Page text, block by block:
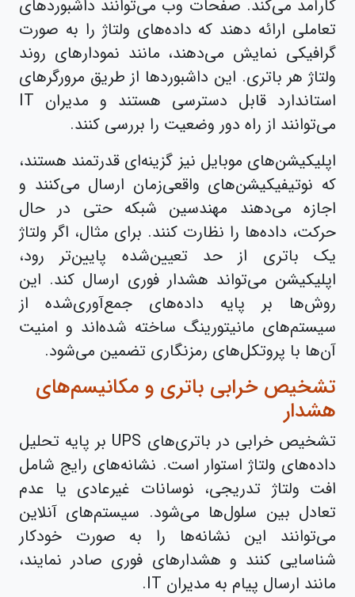
کارآمد می‌کند. صفحات وب می‌توانند داشبوردهای
تعاملی ارائه دهند که داده‌های ولتاژ را به صورت
گرافیکی نمایش می‌دهند، مانند نمودارهای روند
ولتاژ هر باتری. این داشبوردها از طریق مرورگرهای
استاندارد قابل دسترسی هستند و مدیران IT
می‌توانند از راه دور وضعیت را بررسی کنند.
اپلیکیشن‌های موبایل نیز گزینه‌ای قدرتمند هستند،
که نوتیفیکیشن‌های واقعی‌زمان ارسال می‌کنند و
اجازه می‌دهند مهندسین شبکه حتی در حال
حرکت، داده‌ها را نظارت کنند. برای مثال، اگر ولتاژ
یک باتری از حد تعیین‌شده پایین‌تر رود،
اپلیکیشن می‌تواند هشدار فوری ارسال کند. این
روش‌ها بر پایه داده‌های جمع‌آوری‌شده از
سیستم‌های مانیتورینگ ساخته شده‌اند و امنیت
آن‌ها با پروتکل‌های رمزنگاری تضمین می‌شود.
تشخیص خرابی باتری و مکانیسم‌های
هشدار
تشخیص خرابی در باتری‌های UPS بر پایه تحلیل
داده‌های ولتاژ استوار است. نشانه‌های رایج شامل
افت ولتاژ تدریجی، نوسانات غیرعادی یا عدم
تعادل بین سلول‌ها می‌شود. سیستم‌های آنلاین
می‌توانند این نشانه‌ها را به صورت خودکار
شناسایی کنند و هشدارهای فوری صادر نمایند،
مانند ارسال پیام به مدیران IT.